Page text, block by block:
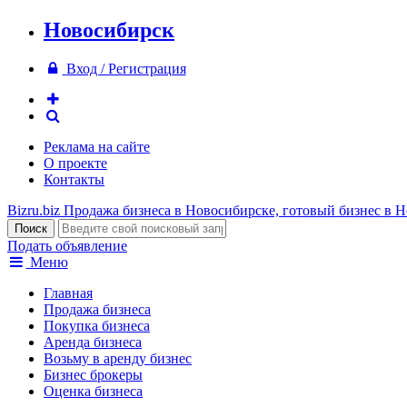
Новосибирск
Вход / Регистрация
Реклама на сайте
О проекте
Контакты
Bizru.biz Продажа бизнеса в Новосибирске, готовый бизнес в
Подать объявление
Меню
Главная
Продажа бизнеса
Покупка бизнеса
Аренда бизнеса
Возьму в аренду бизнес
Бизнес брокеры
Оценка бизнеса